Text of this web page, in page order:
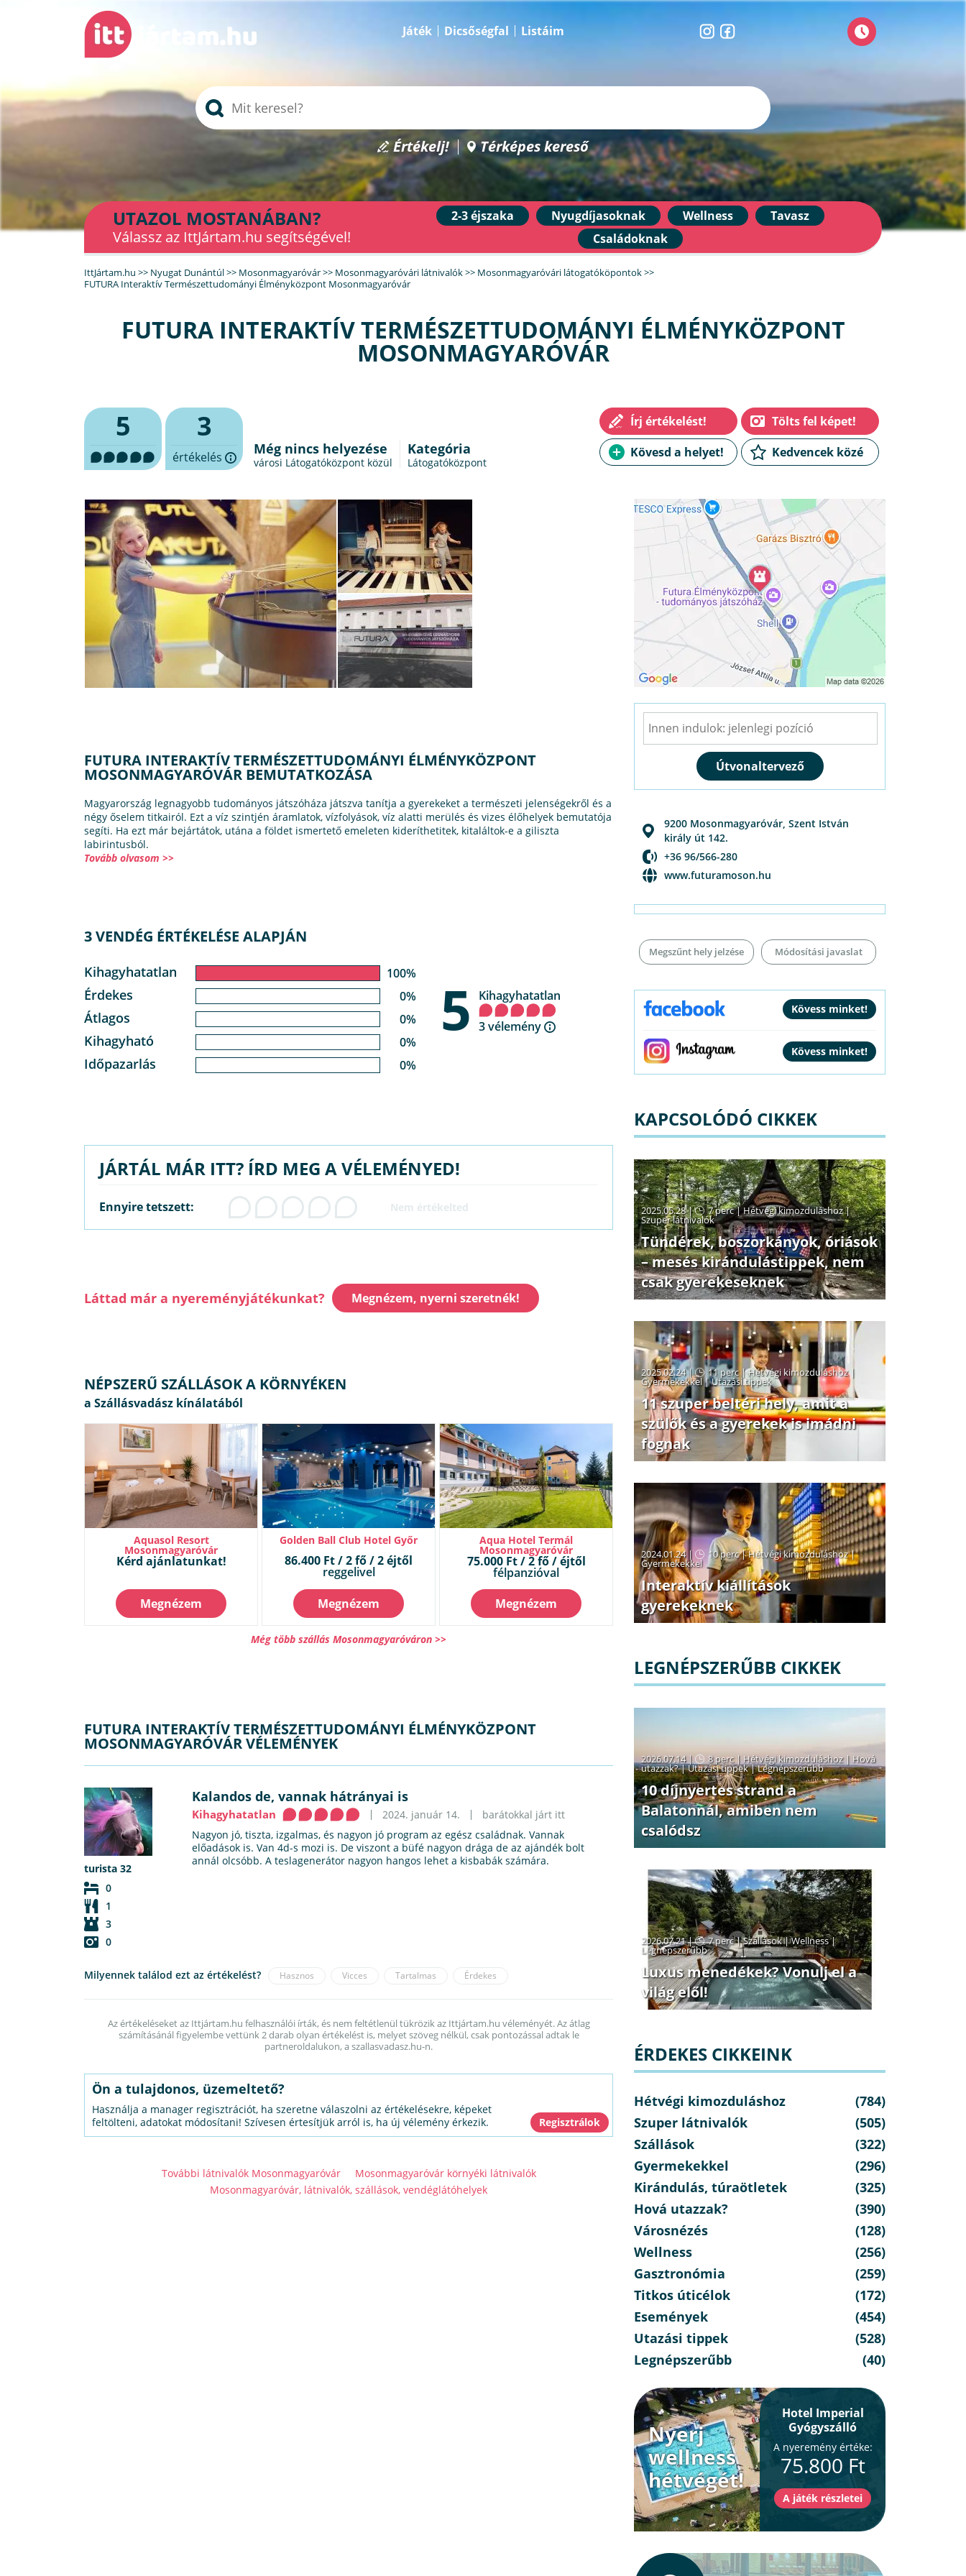
Játék Dicsőségfal Listáim
Értékelj! Térképes kereső
UTAZOL MOSTANÁBAN?
Válassz az IttJártam.hu segítségével!
2-3 éjszaka Nyugdíjasoknak Wellness
Tavasz
Családoknak
IttJártam.hu >> Nyugat Dunántúl>> Mosonmagyaróvár>> Mosonmagyaróvári látnivalók>> Mosonmagyaróvári látogatóköpontok>>
FUTURA Interaktív Természettudományi Élményközpont Mosonmagyaróvár
FUTURA INTERAKTÍV TERMÉSZETTUDOMÁNYI ÉLMÉNYKÖZPONT
MOSONMAGYARÓVÁR
5 3
értékelés Még nincs helyezése
városi Látogatóközpont közül
Kategória
Látogatóközpont
FUTURA INTERAKTÍV TERMÉSZETTUDOMÁNYI ÉLMÉNYKÖZPONT
MOSONMAGYARÓVÁR BEMUTATKOZÁSA
Magyarország legnagyobb tudományos játszóháza játszva tanítja a gyerekeket a természeti jelenségekről és a
négy őselem titkairól. Ezt a víz szintjén áramlatok, vízfolyások, víz alatti merülés és vizes élőhelyek bemutatója
segíti. Ha ezt már bejártátok, utána a földet ismertető emeleten kideríthetitek, kitaláltok-e a giliszta
labirintusból.
Tovább olvasom >>
3 VENDÉG ÉRTÉKELÉSE ALAPJÁN
Kihagyhatatlan 100%
Érdekes 0%
Átlagos 0%
Kihagyható 0%
Időpazarlás 0%
5
Kihagyhatatlan
3 vélemény
JÁRTÁL MÁR ITT? ÍRD MEG A VÉLEMÉNYED!
Ennyire tetszett:
Láttad már a nyereményjátékunkat? Megnézem, nyerni szeretnék!
NÉPSZERŰ SZÁLLÁSOK A KÖRNYÉKEN
Aquasol Resort
Mosonmagyaróvár
Kérd ajánlatunkat!
Megnézem
Golden Ball Club Hotel Győr
86.400 Ft / 2 fő / 2 éjtől
reggelivel
Megnézem
Aqua Hotel Termál
Mosonmagyaróvár
75.000 Ft / 2 fő / éjtől
félpanzióval
Megnézem
Még több szállás Mosonmagyaróváron >>
FUTURA INTERAKTÍV TERMÉSZETTUDOMÁNYI ÉLMÉNYKÖZPONT
MOSONMAGYARÓVÁR VÉLEMÉNYEK
turista 32
0
1
3
0
Kalandos de, vannak hátrányai is
Kihagyhatatlan 2024. január 14.
barátokkal járt itt
Nagyon jó, tiszta, izgalmas, és nagyon jó program az egész családnak. Vannak
előadások is. Van 4d-s mozi is. De viszont a büfé nagyon drága de az ajándék bolt
annál olcsóbb. A teslagenerátor nagyon hangos lehet a kisbabák számára.
Milyennek találod ezt az értékelést? Hasznos Vicces Tartalmas Érdekes
Az értékeléseket az Ittjártam.hu felhasználói írták, és nem feltétlenül tükrözik az Ittjártam.hu véleményét. Az átlag
számításánál figyelembe vettünk 2 darab olyan értékelést is, melyet szöveg nélkül, csak pontozással adtak le
partneroldalukon, a szallasvadasz.hu-n.
Ön a tulajdonos, üzemeltető?
Használja a manager regisztrációt, ha szeretne válaszolni az értékelésekre, képeket
feltölteni, adatokat módosítani! Szívesen értesítjük arról is, ha új vélemény érkezik.
További látnivalók Mosonmagyaróvár
Mosonmagyaróvár környéki látnivalók
Mosonmagyaróvár, látnivalók, szállások, vendéglátóhelyek
9200 Mosonmagyaróvár, Szent István
király út 142.
+36 96/566-280
www.futuramoson.hu
Megszűnt hely jelzése Módosítási javaslat
KAPCSOLÓDÓ CIKKEK
2025.05.28 | 7 perc|Hétvégi kimozduláshoz|
Szuper látnivalók
Tündérek, boszorkányok, óriások
– mesés kirándulástippek, nem
csak gyerekeseknek
2025.02.24 | 11 perc|Hétvégi kimozduláshoz|
Gyermekekkel|Utazási tippek
11 szuper beltéri hely, amit a
szülők és a gyerekek is imádni
fognak
2024.01.24 | 10 perc|Hétvégi kimozduláshoz|
Gyermekekkel
Interaktív kiállítások
gyerekeknek
LEGNÉPSZERŰBB CIKKEK
2026.07.14 | 8 perc| Hétvégi kimozduláshoz| Hová
utazzak?|Utazási tippek|Legnépszerűbb
10 díjnyertes strand a
Balatonnál, amiben nem
csalódsz
2026.07.21 | 7 perc|Szállások|Wellness|
Legnépszerűbb
Luxus menedékek? Vonulj el a
világ elől!
ÉRDEKES CIKKEINK
Hétvégi kimozduláshoz
(784)
Szuper látnivalók
(505)
Szállások
(322)
Gyermekekkel
(296)
Kirándulás, túraötletek
(325)
Hová utazzak?
(390)
Városnézés
(128)
Wellness
(256)
Gasztronómia
(259)
Titkos úticélok
(172)
Események
(454)
Utazási tippek
(528)
Legnépszerűbb
(40)
Nyerj
wellness
hétvégét!
Hotel Imperial
Gyógyszálló
A nyeremény értéke:
75.800 Ft